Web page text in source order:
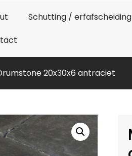
Schutting / erfafscheiding
20x30x6 antraciet